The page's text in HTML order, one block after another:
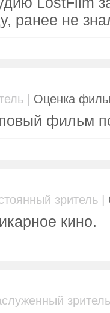
ранее не
| Оценка
фильм
зритель |
кино.
зритель